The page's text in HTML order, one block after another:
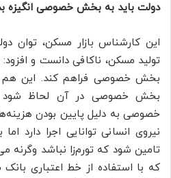
دولت باید به بخش خصوصی انگیزه
این کارشناس بازار مسکن، توان
تولید مسکن، ناکافی دانست و افزود:
بخش خصوصی فراهم کند. این هم
بخش خصوصی در آن لحاظ شود
خصوصی به دلیل پایین بودن
نیروی انسانی توانایی اجرا دارد
تامین شود که تورم‌زا نباشد
که با استفاده از خط اعتباری بانک